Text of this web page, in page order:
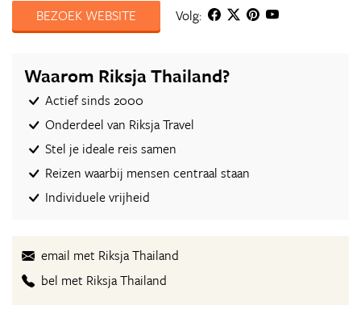
BEZOEK WEBSITE
Volg:
Waarom Riksja Thailand?
Actief sinds 2000
Onderdeel van Riksja Travel
Stel je ideale reis samen
Reizen waarbij mensen centraal staan
Individuele vrijheid
email met Riksja Thailand
bel met Riksja Thailand